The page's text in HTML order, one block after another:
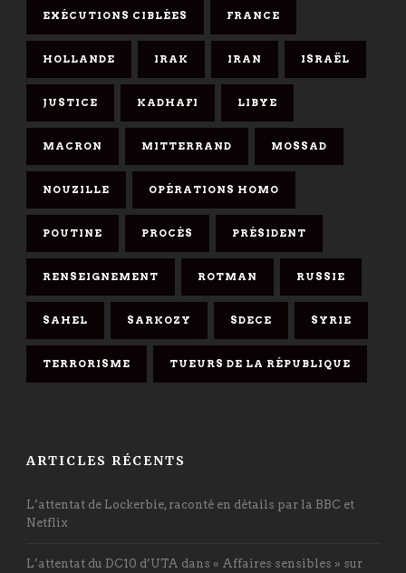
EXÉCUTIONS CIBLÉES FRANCE
HOLLANDE IRAK IRAN ISRAËL
JUSTICE KADHAFI LIBYE
MACRON MITTERRAND MOSSAD
NOUZILLE OPÉRATIONS HOMO
POUTINE PROCÈS PRÉSIDENT
RENSEIGNEMENT ROTMAN RUSSIE
SAHEL SARKOZY SDECE SYRIE
TERRORISME TUEURS DE LA RÉPUBLIQUE
ARTICLES RÉCENTS
L’attentat de Lockerbie, raconté en détails par la BBC et
Netflix
L’attentat du DC10 d’UTA dans « Affaires sensibles » sur